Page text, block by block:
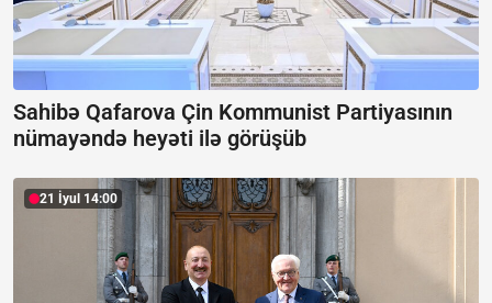
Sahibə Qafarova Çin Kommunist Partiyasının
nümayəndə heyəti ilə görüşüb
21 İyul 14:00